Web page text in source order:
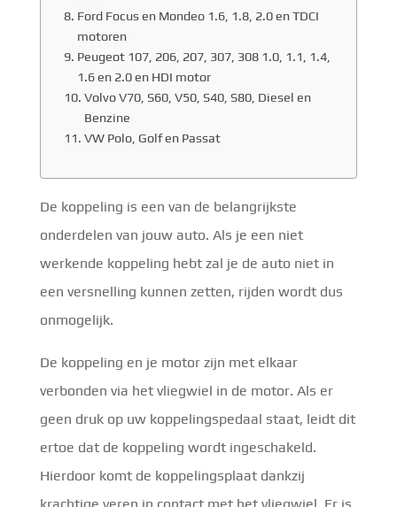
Ford Focus en Mondeo 1.6, 1.8, 2.0 en TDCI
motoren
Peugeot 107, 206, 207, 307, 308 1.0, 1.1, 1.4,
1.6 en 2.0 en HDI motor
Volvo V70, S60, V50, S40, S80, Diesel en
Benzine
VW Polo, Golf en Passat
De koppeling is een van de belangrijkste
onderdelen van jouw auto. Als je een niet
werkende koppeling hebt zal je de auto niet in
een versnelling kunnen zetten, rijden wordt dus
onmogelijk.
De koppeling en je motor zijn met elkaar
verbonden via het vliegwiel in de motor. Als er
geen druk op uw koppelingspedaal staat, leidt dit
ertoe dat de koppeling wordt ingeschakeld.
Hierdoor komt de koppelingsplaat dankzij